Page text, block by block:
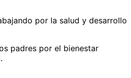
por la salud y desarrollo
padres por el bienestar